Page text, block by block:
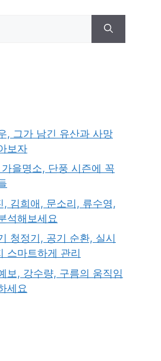
, 그가 남긴 유산과 사망
보자
을명소, 단풍 시즌에 꼭
, 김희애, 문소리, 류수영,
석해보세요
청정기, 공기 순환, 실시
스마트하게 관리
보, 강수량, 구름의 움직임
세요